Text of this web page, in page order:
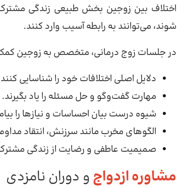
اختلاف بین زوجین بخش طبیعی زندگی
شوند، می‌توانند به رابطه آسیب وارد کنند.
در جلسات زوج درمانی، متخصص به زوجین
دلایل اصلی اختلافات خود را شناسایی
مهارت گفت‌وگو و حل مسئله را یاد بگیرند.
شیوه درست بیان احساسات و نیازها را
الگوهای مخرب مانند سرزنش، انتقاد
صمیمیت عاطفی و رضایت از زندگی
مشاوره ازدواجو دوران نامزدی